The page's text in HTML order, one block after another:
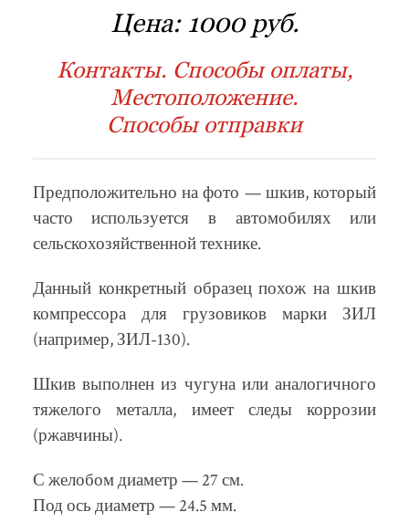
Цена: 1000 руб.
Контакты. Способы оплаты,
Местоположение.
Способы отправки
Предположительно на фото — шкив, который
часто используется в автомобилях или
сельскохозяйственной технике.
Данный конкретный образец похож на шкив
компрессора для грузовиков марки ЗИЛ
(например, ЗИЛ-130).
Шкив выполнен из чугуна или аналогичного
тяжелого металла, имеет следы коррозии
(ржавчины).
С желобом диаметр — 27 см.
Под ось диаметр — 24.5 мм.